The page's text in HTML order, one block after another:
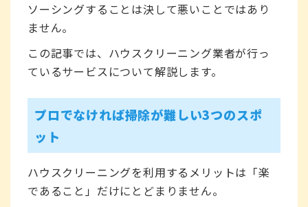
ソーシングすることは決して悪いことではあり
ません。
この記事では、ハウスクリーニング業者が行っ
ているサービスについて解説します。
プロでなければ掃除が難しい3つのスポ
ット
ハウスクリーニングを利用するメリットは「楽
であること」だけにとどまりません。